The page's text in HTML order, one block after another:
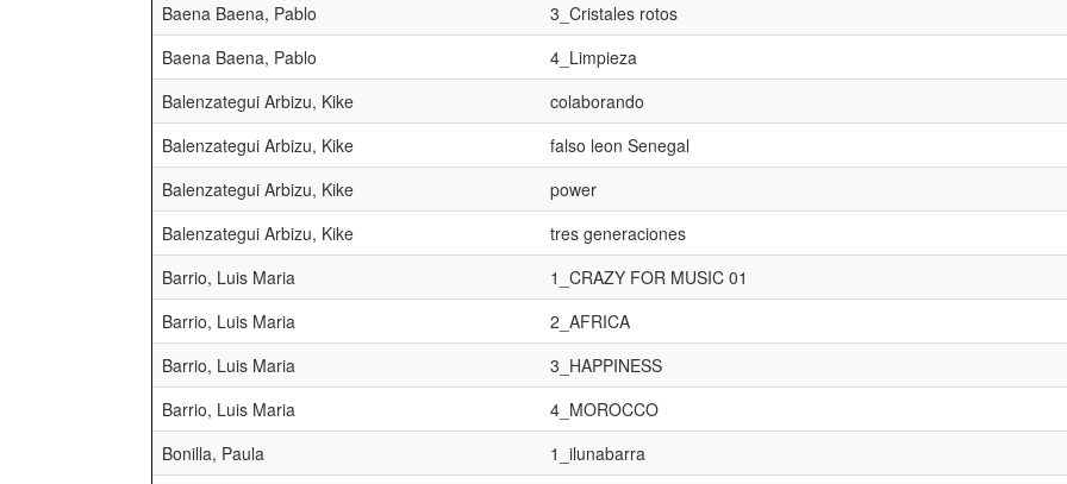
Baena Baena, Pablo
3_Cristales rotos
Baena Baena, Pablo
4_Limpieza
Balenzategui Arbizu, Kike
colaborando
Balenzategui Arbizu, Kike
falso leon Senegal
Balenzategui Arbizu, Kike
power
Balenzategui Arbizu, Kike
tres generaciones
Barrio, Luis Maria
1_CRAZY FOR MUSIC 01
Barrio, Luis Maria
2_AFRICA
Barrio, Luis Maria
3_HAPPINESS
Barrio, Luis Maria
4_MOROCCO
Bonilla, Paula
1_ilunabarra